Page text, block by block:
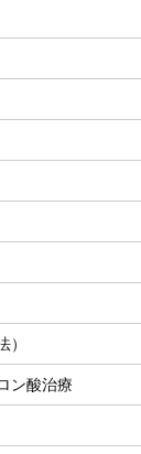
ン酸治療